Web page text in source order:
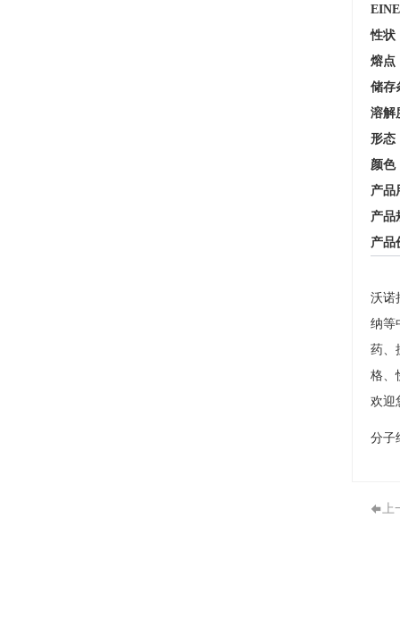
性状
熔点
储存
溶解
形态
颜色
产品
产品
产品
沃诺
纳等
药、
格、
欢迎
分子
上